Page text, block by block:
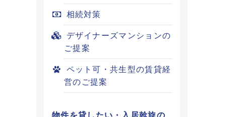
相続対策
デザイナーズマンションの
ご提案
ペット可・共生型の賃貸経
営のご提案
物件を貸したい・入居斡旋の